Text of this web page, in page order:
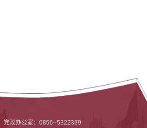
党政办公室：0856--5322339